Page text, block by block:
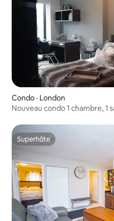
Condo · London
Nouveau condo 1 chambre, 1
Superhôte
Superhôte